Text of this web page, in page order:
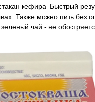
кефира. Быстрый
Также можно пить без
чай - не